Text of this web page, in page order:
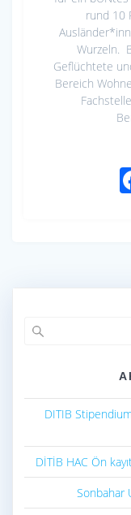
rund 10
Wurzeln.
Geflüchtete
Bereich
DITIB
DİTİB HAC Ön
Sonbahar